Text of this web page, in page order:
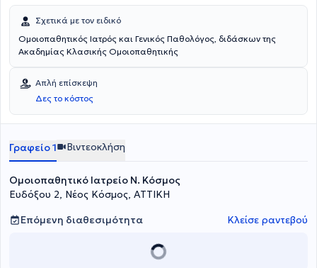
Σχετικά με τον ειδικό
Ομοιοπαθητικός Ιατρός και Γενικός Παθολόγος, διδάσκων της
Ακαδημίας Κλασικής Ομοιοπαθητικής
Απλή επίσκεψη
Δες το κόστος
Γραφείο 1 Βιντεοκλήση
Ομοιοπαθητικό Ιατρείο Ν. Κόσμος
Ευδόξου 2, Νέος Κόσμος, ΑΤΤΙΚΗ
Επόμενη διαθεσιμότητα
Κλείσε ραντεβού